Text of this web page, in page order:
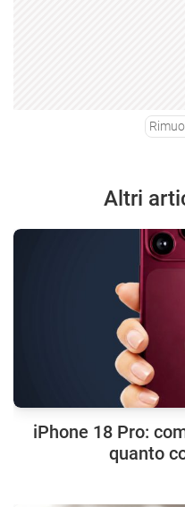
Altri
iPhone 18 Pro:
quanto